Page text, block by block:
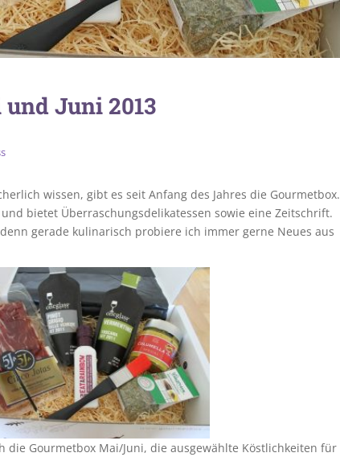
Juni 2013
wissen, gibt es seit Anfang des Jahres die Gourmetbox.
bietet Überraschungsdelikatessen sowie eine Zeitschrift.
gerade kulinarisch probiere ich immer gerne Neues aus
die Gourmetbox Mai/Juni, die ausgewählte Köstlichkeiten für